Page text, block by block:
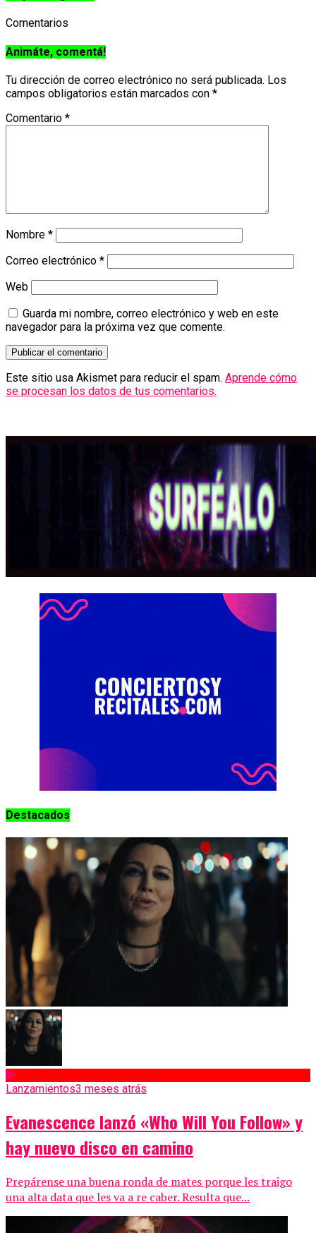
Comentarios
Animáte, comentá!
Tu dirección de correo electrónico no será publicada. Los
campos obligatorios están marcados con *
Comentario *
Nombre *
Correo electrónico *
Web
Guarda mi nombre, correo electrónico y web en este
navegador para la próxima vez que comente.
Este sitio usa Akismet para reducir el spam. Aprende cómo
se procesan los datos de tus comentarios.
Destacados
Lanzamientos3 meses atrás
Evanescence lanzó «Who Will You Follow» y
hay nuevo disco en camino
Prepárense una buena ronda de mates porque les traigo
una alta data que les va a re caber. Resulta que...